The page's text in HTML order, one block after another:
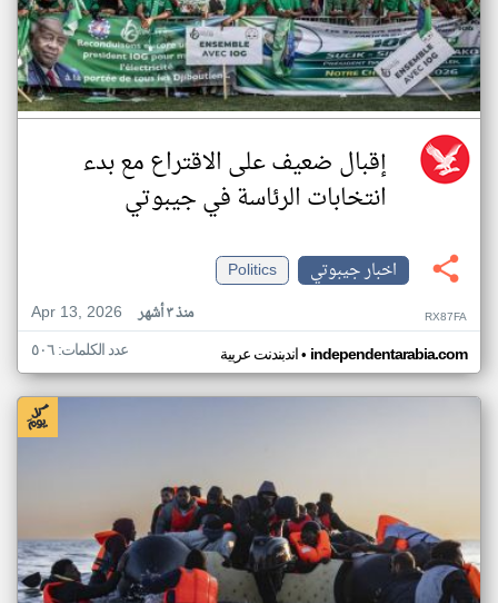
إقبال ضعيف على الاقتراع مع بدء
انتخابات الرئاسة في جيبوتي
اخبار جيبوتي
Politics
Apr 13, 2026
منذ ٣ أشهر RX87FA
اندبندنت عربية• independentarabia.com عدد الكلمات: ٥٠٦